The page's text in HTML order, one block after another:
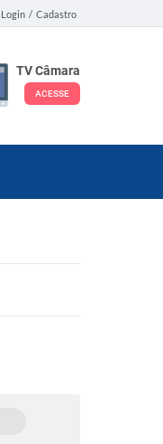
Login / Cadastro
TV Câmara
ACESSE